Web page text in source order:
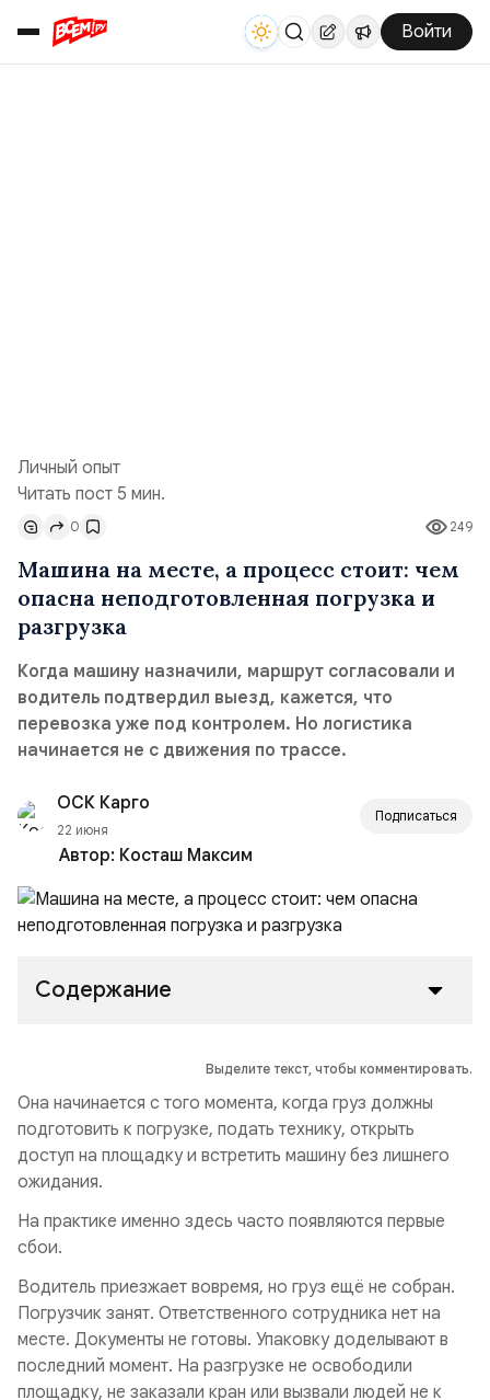
Войти
Личный опыт
Читать пост 5 мин.
249
0
Машина на месте, а процесс стоит: чем
опасна неподготовленная погрузка и
разгрузка
Когда машину назначили, маршрут согласовали и
водитель подтвердил выезд, кажется, что
перевозка уже под контролем. Но логистика
начинается не с движения по трассе.
ОСК Карго
22 июня
Подписаться
Автор: Косташ Максим
Содержание
Выделите текст, чтобы комментировать.
Она начинается с того момента, когда груз должны
подготовить к погрузке, подать технику, открыть
доступ на площадку и встретить машину без лишнего
ожидания.
На практике именно здесь часто появляются первые
сбои.
Водитель приезжает вовремя, но груз ещё не собран.
Погрузчик занят. Ответственного сотрудника нет на
месте. Документы не готовы. Упаковку доделывают в
последний момент. На разгрузке не освободили
площадку, не заказали кран или вызвали людей не к